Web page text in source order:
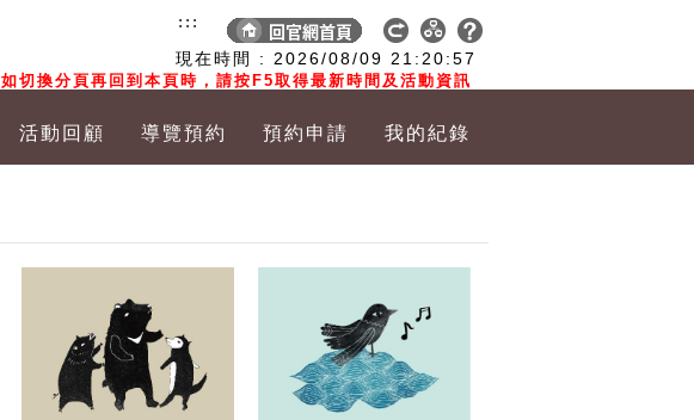
現在時間 : 2026/08/09 21:20:58
如切換分頁再回到本頁時，請按F5取得最新時間及活動資訊
:::
活動回顧 導覽預約 預約申請 我的紀錄